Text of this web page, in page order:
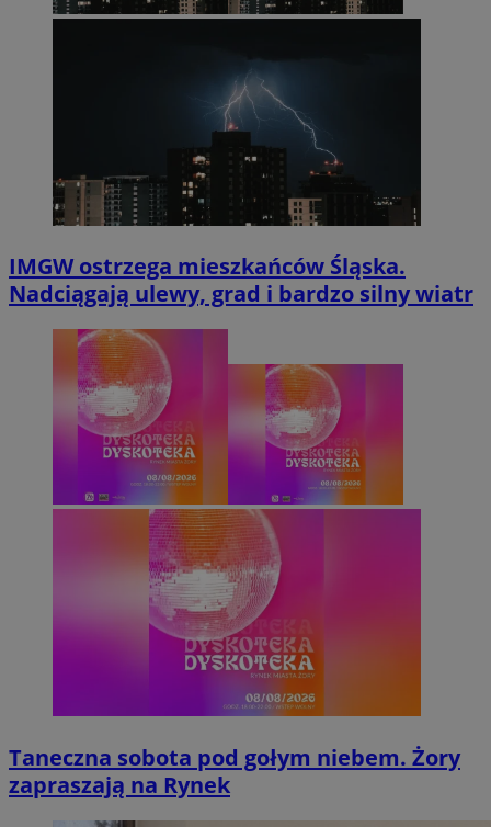
IMGW ostrzega mieszkańców Śląska.
Nadciągają ulewy, grad i bardzo silny wiatr
Taneczna sobota pod gołym niebem. Żory
zapraszają na Rynek